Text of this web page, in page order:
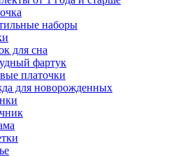
наборы
для сна
фартук
платочки
для новорожденных